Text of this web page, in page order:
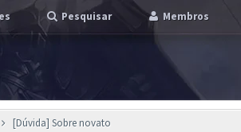
Pesquisar Membros
[Dúvida] Sobre novato